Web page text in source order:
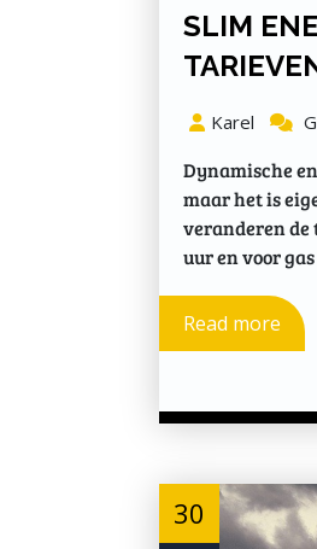
SLIM
Karel
Dynamische
maar het is
veranderen
uur en voor
Read more
30